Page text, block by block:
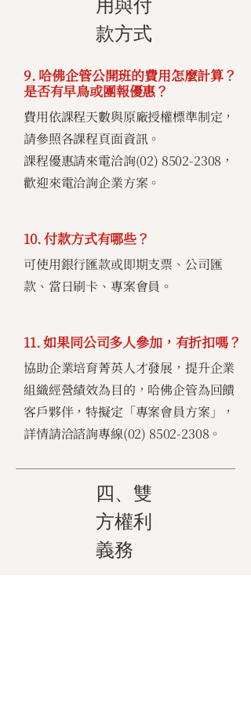
用與付
款方式
9. 哈佛企管公開班的費用怎麼計算？
是否有早鳥或團報優惠？
費用依課程天數與原廠授權標準制定，
請參照各課程頁面資訊。
課程優惠請來電洽詢(02) 8502-2308 ，
歡迎來電洽詢企業方案。
10. 付款方式有哪些？
可使用銀行匯款或即期支票、公司匯
款、當日刷卡、專案會員。
11. 如果同公司多人參加，有折扣嗎？
協助企業培育菁英人才發展，提升企業
組織經營績效為目的，哈佛企管為回饋
客戶夥伴，特擬定「專案會員方案」，
詳情請洽諮詢專線(02) 8502-2308 。
四、雙
方權利
義務